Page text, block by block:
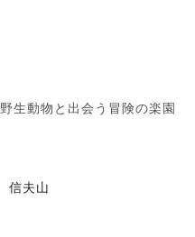
野生動物と出会う冒険の楽園
信夫山